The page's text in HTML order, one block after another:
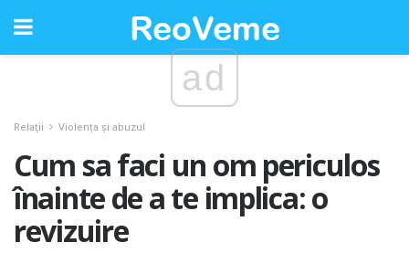
ad
Relaţii Violența și abuzul
Cum sa faci un om periculos
înainte de a te implica: o
revizuire